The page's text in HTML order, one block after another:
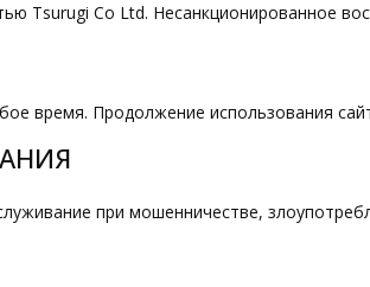
Tsurugi Co Ltd. Несанкционированное
время. Продолжение использования
при мошенничестве,